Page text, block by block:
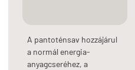
A pantoténsav hozzájárul
a normál energia-
anyagcseréhez, a